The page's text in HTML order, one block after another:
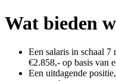
Wat bieden
Een salaris in schaal 7
€2.858,- op basis van
Een uitdagende